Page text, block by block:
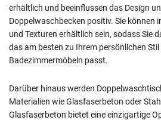
erhältlich und beeinflussen das Design
Doppelwaschbecken positiv. Sie können
und Texturen erhältlich sein, sodass Sie
das am besten zu Ihrem persönlichen
Badezimmermöbeln passt.
Darüber hinaus werden
Materialien wie Glasfaserbeton oder
Glasfaserbeton bietet eine einzigartige